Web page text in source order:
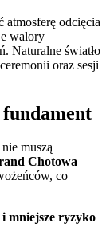
atmosferę odcięcia
walory
Naturalne światło
oraz sesji
muszą
Chotowa
co
i mniejsze ryzyko